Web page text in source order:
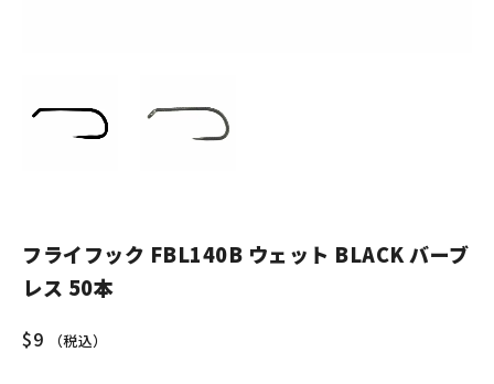
フライフック FBL140B ウェット BLACK バーブ
レス 50本
$9 （税込）